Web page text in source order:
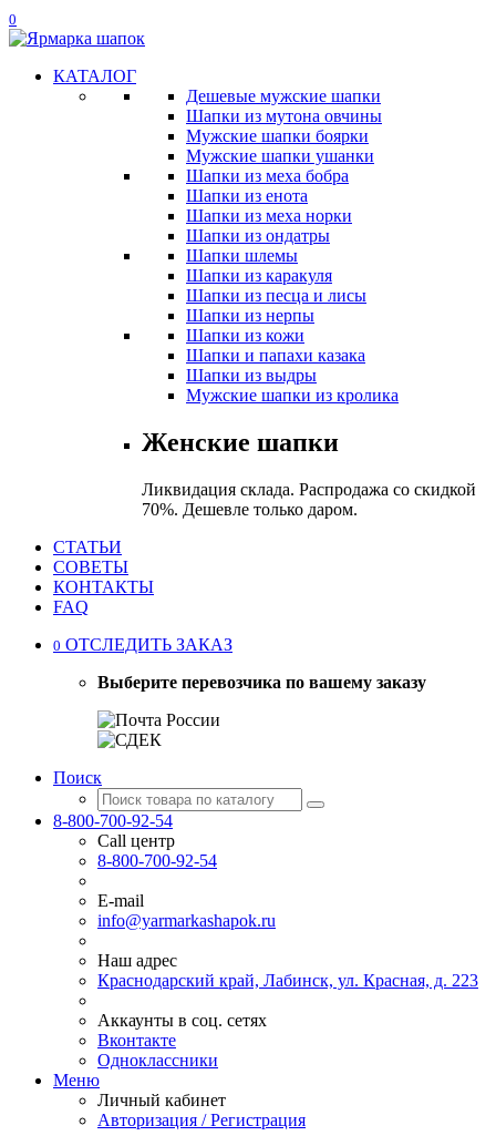
0
КАТАЛОГ
Дешевые мужские шапки
Шапки из мутона овчины
Мужские шапки боярки
Мужские шапки ушанки
Шапки из меха бобра
Шапки из енота
Шапки из меха норки
Шапки из ондатры
Шапки шлемы
Шапки из каракуля
Шапки из песца и лисы
Шапки из нерпы
Шапки из кожи
Шапки и папахи казака
Шапки из выдры
Мужские шапки из кролика
Женские шапки
Ликвидация склада. Распродажа со скидкой
70%. Дешевле только даром.
СТАТЬИ
СОВЕТЫ
КОНТАКТЫ
FAQ
0 ОТСЛЕДИТЬ ЗАКАЗ
Выберите перевозчика по вашему заказу
Поиск
8-800-700-92-54
Call центр
8-800-700-92-54
E-mail
info@yarmarkashapok.ru
Наш адрес
Краснодарский край, Лабинск, ул. Красная, д. 223
Аккаунты в соц. сетях
Вконтакте
Одноклассники
Меню
Личный кабинет
Авторизация / Регистрация